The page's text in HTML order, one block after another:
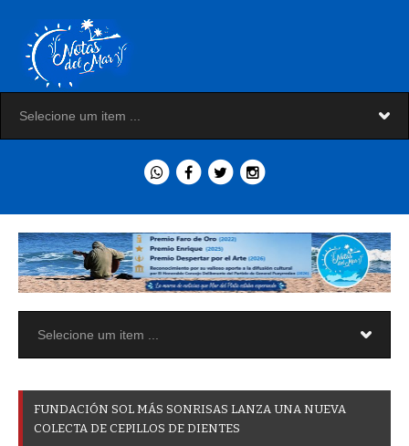
FUNDACIÓN SOL MÁS SONRISAS LANZA UNA NUEVA
COLECTA DE CEPILLOS DE DIENTES